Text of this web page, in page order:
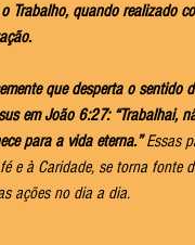
Trabalho, quando realizado
que desperta o sentido
em João 6:27: “Trabalhai,
para a vida eterna.” Essas
e à Caridade, se torna fonte
ações no dia a dia.